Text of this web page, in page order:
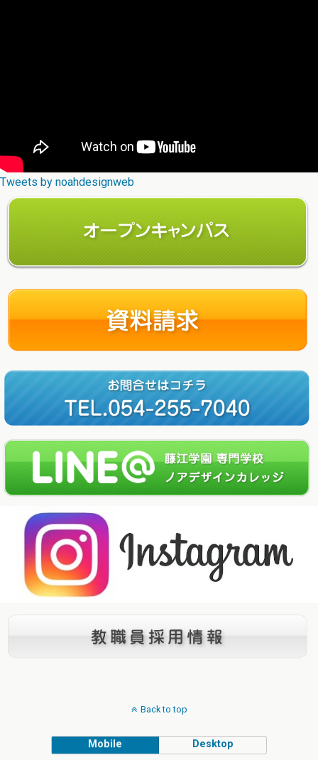
Tweets by noahdesignweb
Back to top
Mobile Desktop